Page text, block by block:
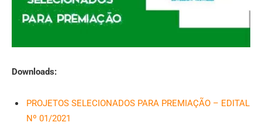
Downloads:
PROJETOS SELECIONADOS PARA PREMIAÇÃO – EDITAL
Nº 01/2021